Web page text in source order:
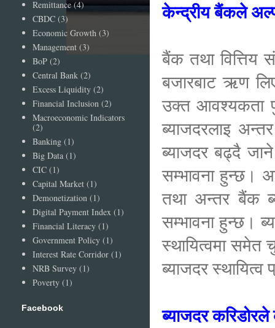
केन्द्रीय बैंकले
बैंक तथा वित्तिय
बजारबाट ऋण
उक्त आवश्यकता
ब्याजदरलाइ
ब्याजदर बढ्दै
सम्भावना हुन्छ।
तथा अन्तर बैंक
सम्भावना हुन्छ।
स्थायित्वमा समेत
ब्याजदर
ब्याजदर करिडोरले
Remittance (4)
CBDC (3)
Economic Growth (3)
Management (3)
BoP (2)
Central Bank (2)
Excess Liquidity (2)
Financial Inclusion (2)
Macroeconomic Indicators
(2)
Banking (1)
Big Data (1)
CIC (1)
Capital Market (1)
Demonetization (1)
Digital Payment Index (1)
Financial Literacy (1)
Government Policy (1)
Interest Rate Corridor (1)
NRB Survey (1)
Poverty (1)
Facebook